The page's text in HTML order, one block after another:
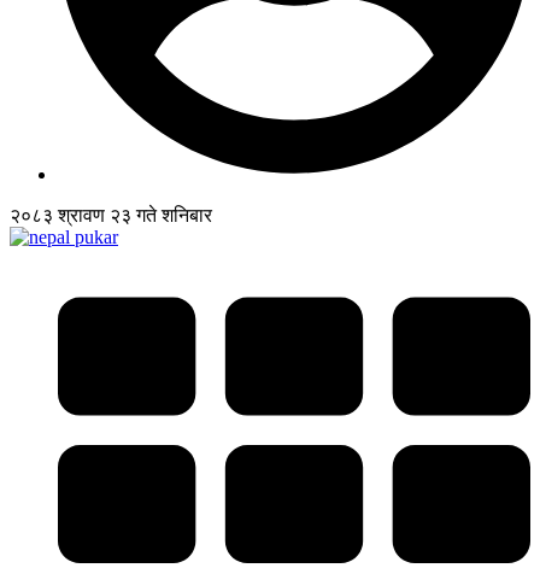
२०८३ श्रावण २३ गते शनिबार